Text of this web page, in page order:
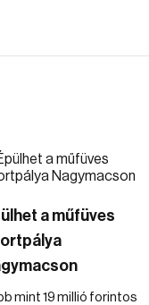
a műfüves
mint 19 millió forintos